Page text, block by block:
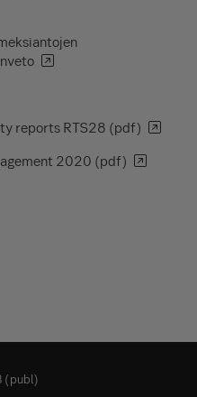
reports RTS28 (pdf)
2020 (pdf)
(publ)